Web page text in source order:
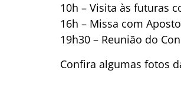
10h – Visita às futuras
16h – Missa com
19h30 – Reunião do
Confira algumas fotos